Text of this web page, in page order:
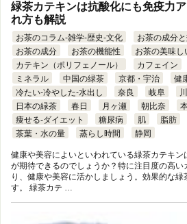
緑茶カテキンは抗酸化にも免疫力
れ方も解説
お茶のコラム-雑学-歴史-文化 お茶の成分
お茶の成分
お茶の機能性
お茶の美味し
カテキン（ポリフェノール）
カフェイン
ミネラル
中国の緑茶 京都・宇治
健
冷たい-冷やした-水出し
奈良 岐阜
日本の緑茶
春日 月ヶ瀬 朝比奈
痩せる-ダイエット
糖尿病 肌 脂肪
茶葉・水の量
蒸らし時間 静岡
健康や美容によいといわれている緑茶カテキン
が期待できるのでしょうか？特に注目度の高い
り、健康や美容に活かしましょう。効果的な緑
す。 緑茶カテ …